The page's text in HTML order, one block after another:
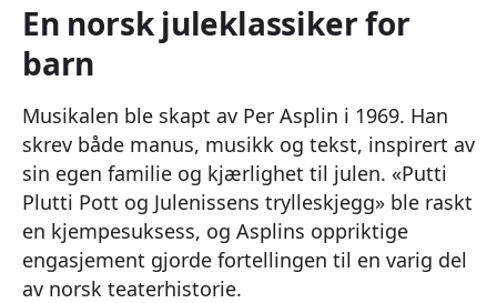
En norsk juleklassiker for
barn
Musikalen ble skapt av Per Asplin i 1969. Han
skrev både manus, musikk og tekst, inspirert av
sin egen familie og kjærlighet til julen. «Putti
Plutti Pott og Julenissens trylleskjegg» ble raskt
en kjempesuksess, og Asplins oppriktige
engasjement gjorde fortellingen til en varig del
av norsk teaterhistorie.